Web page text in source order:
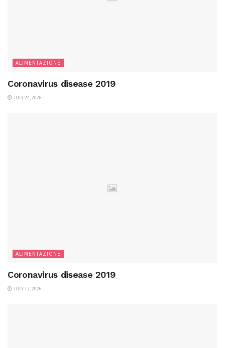
ALIMENTAZIONE
Coronavirus disease 2019
JULY 24, 2026
ALIMENTAZIONE
Coronavirus disease 2019
JULY 17, 2026